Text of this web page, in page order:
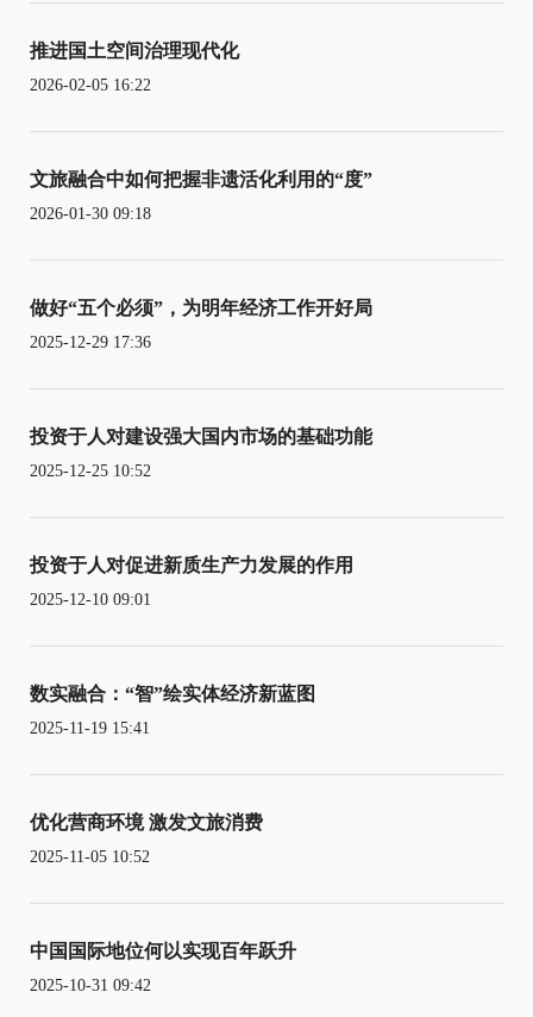
推进国土空间治理现代化
2026-02-05 16:22
文旅融合中如何把握非遗活化利用的“度”
2026-01-30 09:18
做好“五个必须”，为明年经济工作开好局
2025-12-29 17:36
投资于人对建设强大国内市场的基础功能
2025-12-25 10:52
投资于人对促进新质生产力发展的作用
2025-12-10 09:01
数实融合：“智”绘实体经济新蓝图
2025-11-19 15:41
优化营商环境 激发文旅消费
2025-11-05 10:52
中国国际地位何以实现百年跃升
2025-10-31 09:42